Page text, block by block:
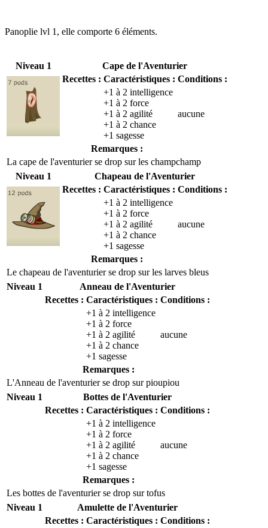
Panoplie lvl 1, elle comporte 6 éléments.
Niveau 1
Cape de l'Aventurier
Recettes : Caractéristiques : Conditions :
+1 à 2 intelligence
+1 à 2 force
+1 à 2 agilité
+1 à 2 chance
+1 sagesse
aucune
Remarques :
La cape de l'aventurier se drop sur les champchamp
Niveau 1
Chapeau de l'Aventurier
Recettes : Caractéristiques : Conditions :
+1 à 2 intelligence
+1 à 2 force
+1 à 2 agilité
+1 à 2 chance
+1 sagesse
aucune
Remarques :
Le chapeau de l'aventurier se drop sur les larves bleus
Niveau 1
Anneau de l'Aventurier
Recettes : Caractéristiques : Conditions :
+1 à 2 intelligence
+1 à 2 force
+1 à 2 agilité
+1 à 2 chance
+1 sagesse
aucune
Remarques :
L'Anneau de l'aventurier se drop sur pioupiou
Niveau 1
Bottes de l'Aventurier
Recettes : Caractéristiques : Conditions :
+1 à 2 intelligence
+1 à 2 force
+1 à 2 agilité
+1 à 2 chance
+1 sagesse
aucune
Remarques :
Les bottes de l'aventurier se drop sur tofus
Niveau 1
Amulette de l'Aventurier
Recettes : Caractéristiques : Conditions :